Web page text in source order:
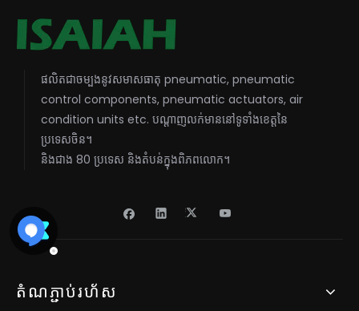
ផលិតជាចម្បងនូវសមាសធាតុ pneumatic, pneumatic
control components, pneumatic actuators, air
condition units etc. បណ្តាញលក់មាននៅទូទាំងខេត្តនៃ
ប្រទេសចិន។
និងជាង 80 ប្រទេស និងតំបន់ក្នុងពិភពលោក។
តំណភ្ជាប់រហ័ស